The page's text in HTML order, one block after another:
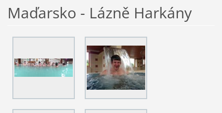
Maďarsko - Lázně Harkány